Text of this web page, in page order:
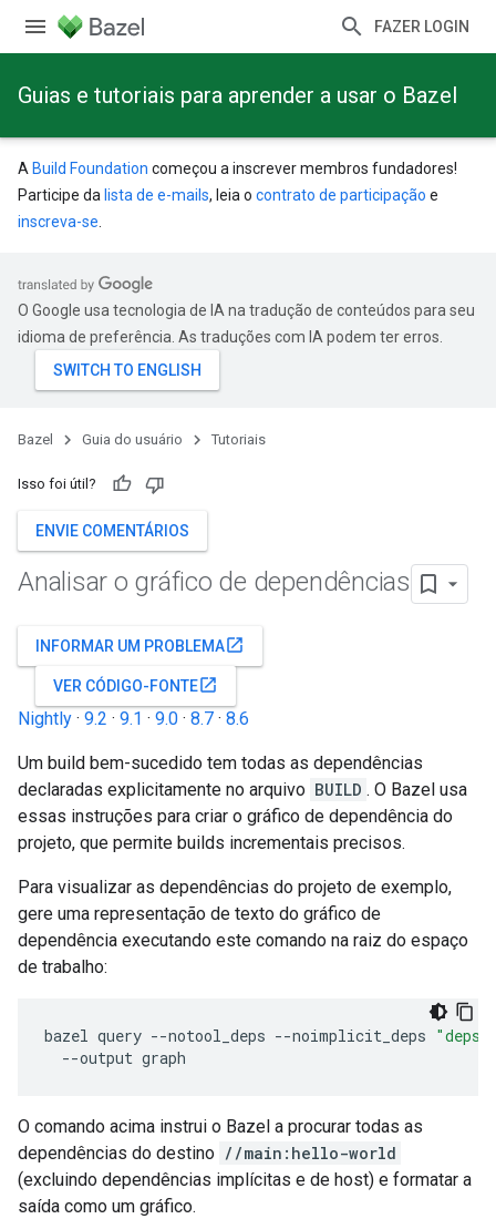
FAZER LOGIN
Guias e tutoriais para aprender a usar o Bazel
A Build Foundation começou a inscrever membros fundadores!
Participe da lista de e-mails, leia o contrato de participação e
inscreva-se
O Google usa tecnologia de IA na tradução de conteúdos para seu
idioma de preferência. As traduções com IA podem ter erros.
Bazel Guia do usuário Tutoriais
Isso foi útil?
ENVIE COMENTÁRIOS
Analisar o gráfico de dependências
INFORMAR UM PROBLEMAopen_in_new
VER CÓDIGO-FONTEopen_in_new
Nightly · 9.2 · 9.1 · 9.0 · 8.7 · 8.6
Um build bem-sucedido tem todas as dependências
declaradas explicitamente no arquivo BUILD . O Bazel usa
essas instruções para criar o gráfico de dependência do
projeto, que permite builds incrementais precisos.
Para visualizar as dependências do projeto de exemplo,
gere uma representação de texto do gráfico de
dependência executando este comando na raiz do espaço
de trabalho:
bazel query --notool_deps --noimplicit_deps
--output graph
O comando acima instrui o Bazel a procurar todas as
dependências do destino //main:hello-world
(excluindo dependências implícitas e de host) e formatar a
saída como um gráfico.